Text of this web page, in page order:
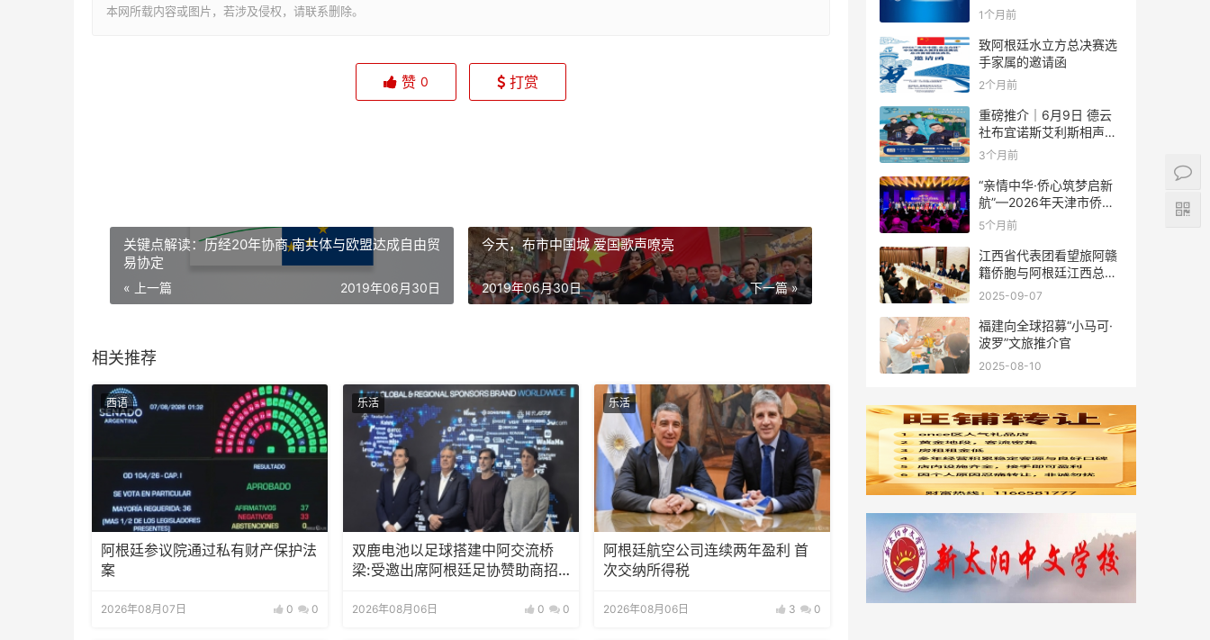
本网所载内容或图片，若涉及侵权，请联系删除。
赞 0 打赏
关键点解读：历经20年协商 南共体与欧盟达成自由贸
易协定
« 上一篇 2019年06月30日
今天，布市中国城 爱国歌声嘹亮
下一篇 »
2019年06月30日
相关推荐
西语
阿根廷参议院通过私有财产保护法
案
2026年08月07日 0 0
乐活
双鹿电池以足球搭建中阿交流桥
梁:受邀出席阿根廷足协赞助商招
2026年08月06日 0 0
乐活
阿根廷航空公司连续两年盈利 首
次交纳所得税
2026年08月06日 3 0
举行
1个月前
致阿根廷水立方总决赛选
手家属的邀请函
2个月前
重磅推介｜6月9日 德云
社布宜诺斯艾利斯相声专
场！国风曲艺邂逅南美风
结！
3个月前
“亲情中华·侨心筑梦启新
航”—2026年天津市侨界
新春联谊活动成功举办
5个月前
江西省代表团看望旅阿赣
籍侨胞与阿根廷江西总商
会座谈
2025-09-07
福建向全球招募“小马可·
波罗”文旅推介官
2025-08-10